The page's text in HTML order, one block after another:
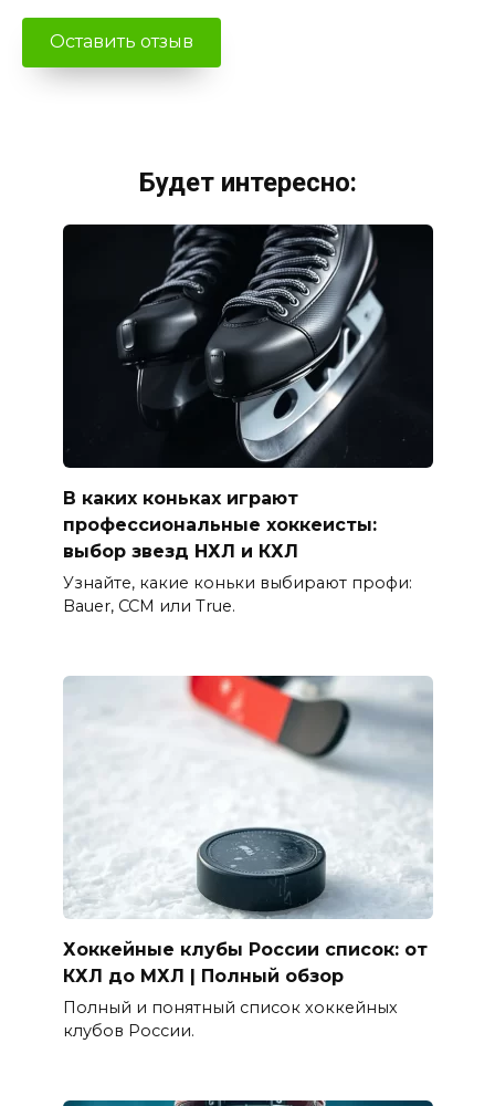
Будет интересно:
В каких коньках играют
профессиональные хоккеисты:
выбор звезд НХЛ и КХЛ
Узнайте, какие коньки выбирают профи:
Bauer, CCM или True.
Хоккейные клубы России список: от
КХЛ до МХЛ | Полный обзор
Полный и понятный список хоккейных
клубов России.